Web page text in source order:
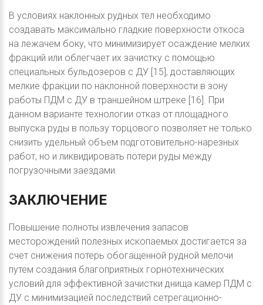
В условиях наклонных рудных тел необходимо
создавать максимально гладкие поверхности откоса
на лежачем боку, что минимизирует осаждение мелких
фракций или облегчает их зачистку с помощью
специальных бульдозеров с ДУ [15], доставляющих
мелкие фракции по наклонной поверхности в зону
работы ПДМ с ДУ в траншейном штреке [16]. При
данном варианте технологии отказ от площадного
выпуска руды в пользу торцового позволяет не только
снизить удельный объем подготовительно-нарезных
работ, но и ликвидировать потери руды между
погрузочными заездами.
ЗАКЛЮЧЕНИЕ
Повышение полноты извлечения запасов
месторождений полезных ископаемых достигается за
счет снижения потерь обогащенной рудной мелочи
путем создания благоприятных горнотехнических
условий для эффективной зачистки днища камер ПДМ с
ДУ с минимизацией последствий сетрегационно-